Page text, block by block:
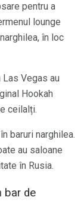
pentru a
lounge
în loc
Vegas au
Hookah
ceilalți.
baruri narghilea.
au saloane
în Rusia.
bar de